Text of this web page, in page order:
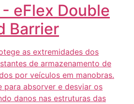
eFlex Double
Barrier
as extremidades dos
de armazenamento de
por veículos em manobras.
para absorver e desviar os
danos nas estruturas das